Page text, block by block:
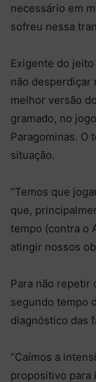
necessário em
sofreu nessa
Exigente do
não desperdiçar
melhor versão
gramado, no
Paragominas. O
situação.
“Temos que
que,
tempo (contra o
atingir nossos
Para não repetir
segundo tempo
diagnóstico das
“Caímos a
propositivo para